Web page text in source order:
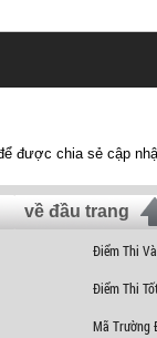
được chia sẻ cập
về đầu trang
Điểm Thi
Điểm Thi
Mã Trường